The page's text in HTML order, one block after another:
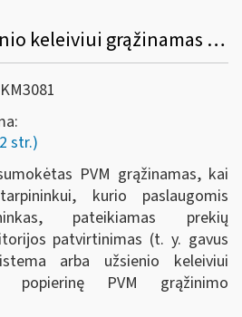
Kada ir kaip užsienio keleiviui grąžinamas sumokėtas PVM?
str.)
PVM grąžinamas, kai
kurio paslaugomis
pateikiamas prekių
patvirtinimas (t. y. gavus
arba užsienio keleiviui
popierinę PVM grąžinimo